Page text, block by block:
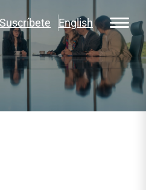
Suscríbete English